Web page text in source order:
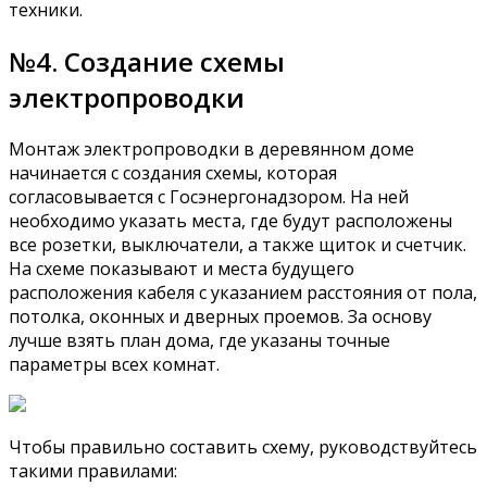
техники.
№4. Создание схемы
электропроводки
Монтаж электропроводки в деревянном доме
начинается с создания схемы, которая
согласовывается с Госэнергонадзором. На ней
необходимо указать места, где будут расположены
все розетки, выключатели, а также щиток и счетчик.
На схеме показывают и места будущего
расположения кабеля с указанием расстояния от пола,
потолка, оконных и дверных проемов. За основу
лучше взять план дома, где указаны точные
параметры всех комнат.
Чтобы правильно составить схему, руководствуйтесь
такими правилами: